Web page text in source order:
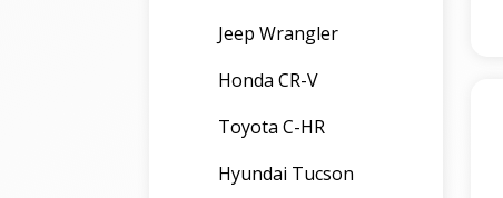
Jeep Wrangler
Honda CR-V
Toyota C-HR
Hyundai Tucson